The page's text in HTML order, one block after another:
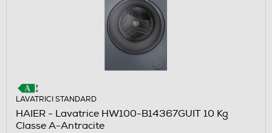
LAVATRICI STANDARD
HAIER - Lavatrice HW100-B14367GUIT 10 Kg
Classe A-Antracite